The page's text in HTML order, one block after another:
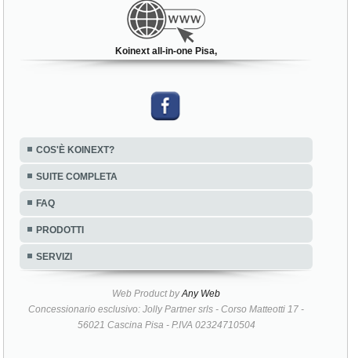
Koinext all-in-one Pisa,
COS'È KOINEXT?
SUITE COMPLETA
FAQ
PRODOTTI
SERVIZI
Web Product byAny Web
Concessionario esclusivo: Jolly Partner srls - Corso Matteotti 17 -
56021 Cascina Pisa - P.IVA 02324710504